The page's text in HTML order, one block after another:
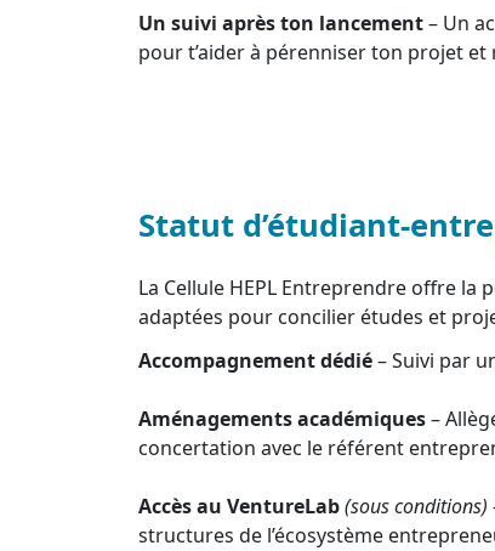
Un suivi après ton lancement– Un
pour t’aider à pérenniser ton projet et
Statut d’étudiant-
La Cellule HEPL Entreprendre offre
adaptées pour concilier études et
Accompagnement dédié– Suivi par
Aménagements académiques–
concertation avec le référent
Accès au VentureLab(sous conditions)
structures de l’écosystème